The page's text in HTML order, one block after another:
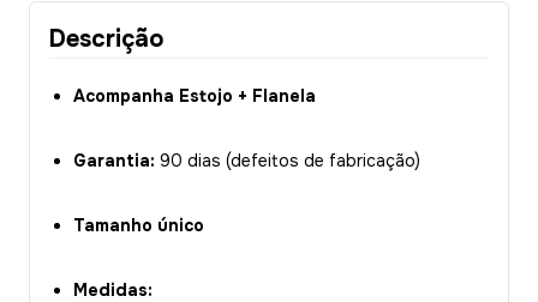
Descrição
Acompanha Estojo + Flanela
Garantia: 90 dias (defeitos de fabricação)
Tamanho único
Medidas: